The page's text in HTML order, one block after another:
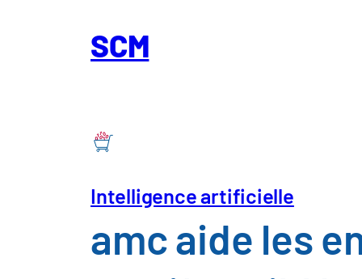
SCM
Intelligence artificielle
amc aide les